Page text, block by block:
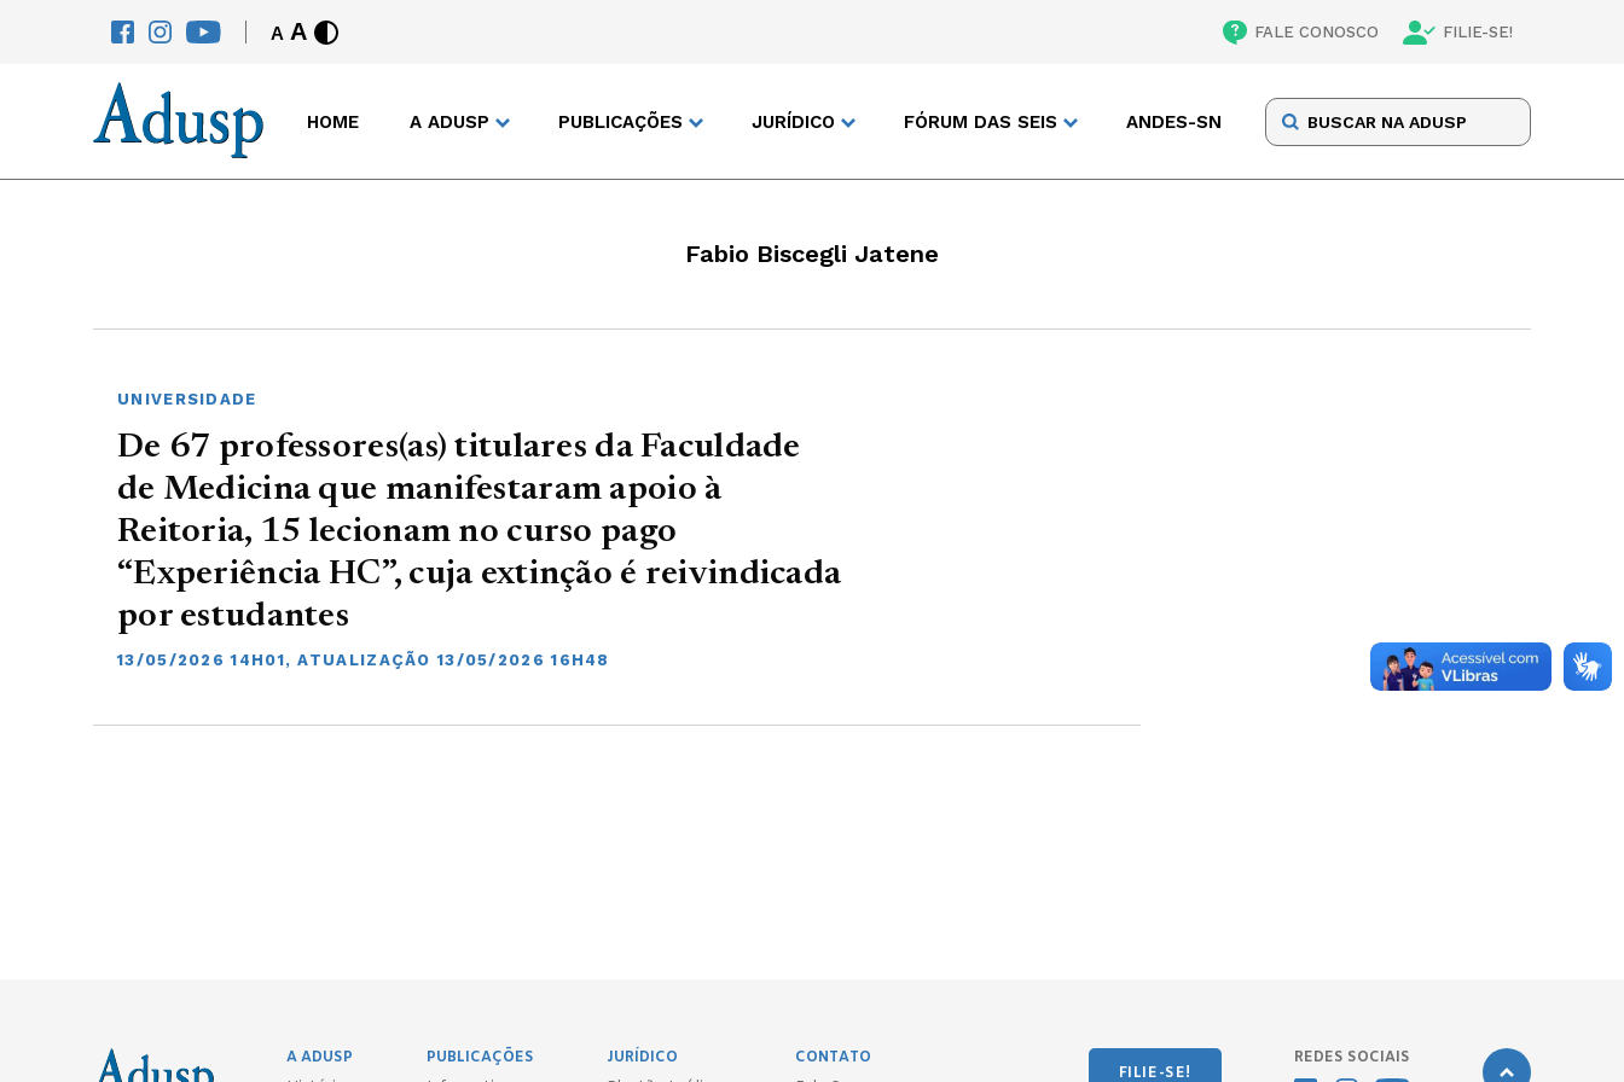
A A FALE CONOSCO FILIE-SE!
HOME A ADUSP PUBLICAÇÕES JURÍDICO FÓRUM DAS SEIS ANDES-SN
Fabio Biscegli Jatene
UNIVERSIDADE
De 67 professores(as) titulares da Faculdade
de Medicina que manifestaram apoio à
Reitoria, 15 lecionam no curso pago
“Experiência HC”, cuja extinção é reivindicada
por estudantes
13/05/2026 14H01, ATUALIZAÇÃO 13/05/2026 16H48
A ADUSP
PUBLICAÇÕES
JURÍDICO
CONTATO
FILIE-SE!
REDES SOCIAIS